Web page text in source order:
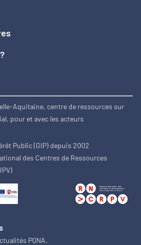
Aquitaine, centre de ressources sur
pour et avec les acteurs
Public (GIP) depuis 2002
des Centres de Ressources
PQNA.